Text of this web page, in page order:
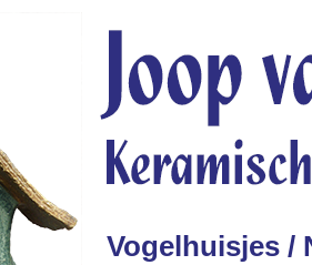
Vogelhuisjes /